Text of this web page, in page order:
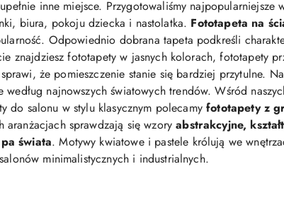
inne miejsce. Przygotowaliśmy najpopularniejsze
biura, pokoju dziecka i nastolatka. Fototapeta na
Odpowiednio dobrana tapeta podkreśli
znajdziesz fototapety w jasnych kolorach, fototapety
że pomieszczenie stanie się bardziej przytulne.
najnowszych światowych trendów. Wśród
do salonu w stylu klasycznym polecamyfototapety z
aranżacjach sprawdzają się wzoryabstrakcyjne,
świata. Motywy kwiatowe i pastele królują we
minimalistycznych i industrialnych.